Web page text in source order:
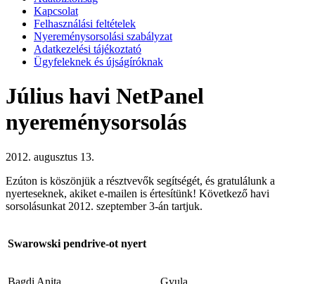
Kapcsolat
Felhasználási feltételek
Nyereménysorsolási szabályzat
Adatkezelési tájékoztató
Ügyfeleknek és újságíróknak
Július havi NetPanel
nyereménysorsolás
2012. augusztus 13.
Ezúton is köszönjük a résztvevők segítségét, és gratulálunk a
nyerteseknek, akiket e-mailen is értesítünk! Következő havi
sorsolásunkat 2012. szeptember 3-án tartjuk.
Swarowski pendrive-ot nyert
Bagdi Anita Gyula